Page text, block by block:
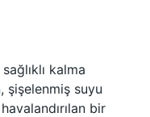
kalma
şişelenmiş suyu
bir